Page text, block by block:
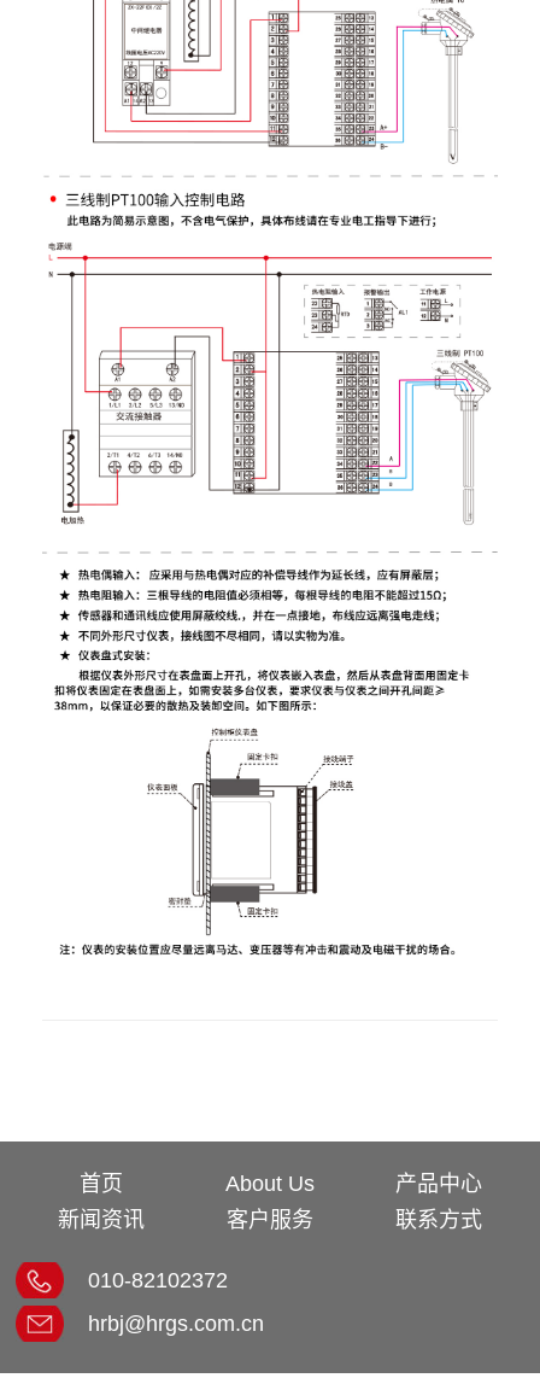
首页 About Us
产品中心
新闻资讯
客户服务 联系方式
010-82102372
hrbj@hrgs.com.cn